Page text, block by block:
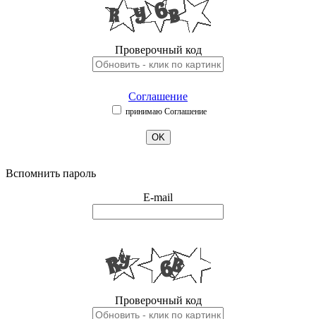
Проверочный код
Соглашение
принимаю Соглашение
OK
Вспомнить пароль
E-mail
Проверочный код